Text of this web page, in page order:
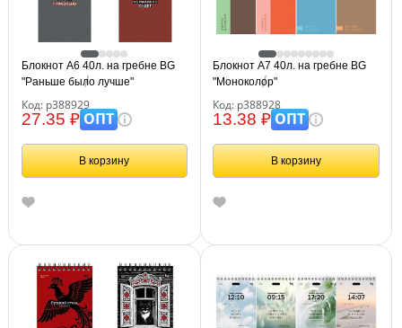
Блокнот А6 40л. на гребне BG
"Раньше было лучше"
Код: р388929
27.35 ₽ОПТ
В корзину
Блокнот А7 40л. на гребне BG
"Моноколор"
Код: р388928
13.38 ₽ОПТ
В корзину